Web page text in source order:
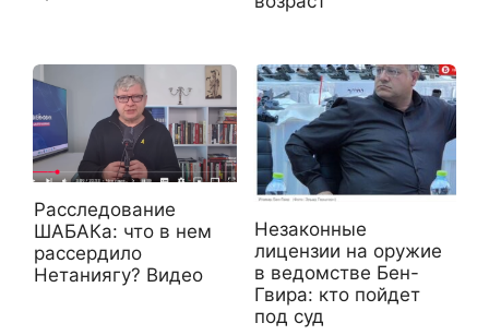
Расследование
ШАБАКа: что в нем
рассердило
Нетаниягу? Видео
Незаконные
лицензии на оружие
в ведомстве Бен-
Гвира: кто пойдет
под суд